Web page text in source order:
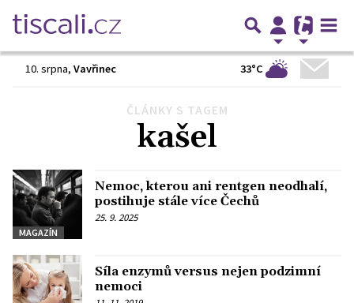
10. srpna, Vavřinec 33°C
ČLÁNKY S TAGEM
kašel
MAGAZÍN
Nemoc, kterou ani rentgen neodhalí,
postihuje stále více Čechů
25. 9. 2025
Síla enzymů versus nejen podzimní
nemoci